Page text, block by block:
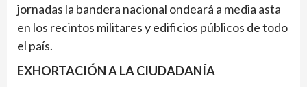
jornadas la bandera nacional ondeará a media asta
en los recintos militares y edificios públicos de todo
el país.
EXHORTACIÓN A LA CIUDADANÍA